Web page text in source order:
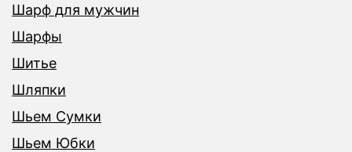
Шарф для мужчин
Шарфы
Шитье
Шляпки
Шьем Сумки
Шьем Юбки